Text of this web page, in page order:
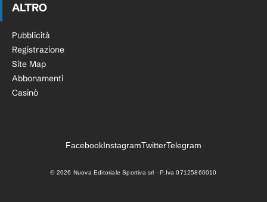
ALTRO
Pubblicità
Registrazione
Site Map
Abbonamenti
Casinò
FacebookInstagramTwitterTelegram
© 2026 Nuova Editoriale Sportiva srl · P.Iva 07125860010